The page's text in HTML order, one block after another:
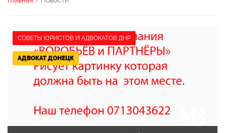
СОВЕТЫ ЮРИСТОВ И АДВОКАТОВ ДНР
АДВОКАТ ДОНЕЦК